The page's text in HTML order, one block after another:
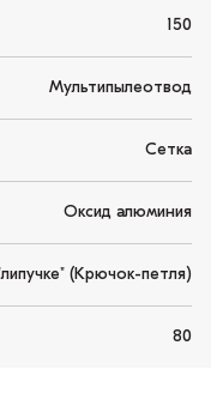
150
Мультипылеотвод
Сетка
Оксид алюминия
(Крючок-петля)
80